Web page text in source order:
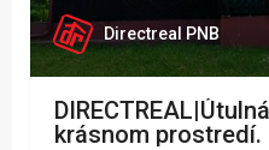
Directreal PNB
krásnom prostredí.